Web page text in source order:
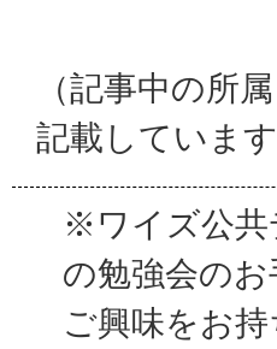
（記事中の所
記載しています
※ワイズ公共
の勉強会の
ご興味をお